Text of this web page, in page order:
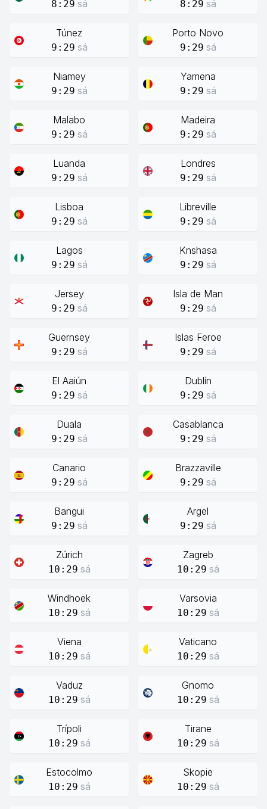
8:29 sá 8:29 sá
Túnez
9:29 sá
Porto Novo
9:29 sá
Niamey
9:29 sá
Yamena
9:29 sá
Malabo
9:29 sá
Madeira
9:29 sá
Luanda
9:29 sá
Londres
9:29 sá
Lisboa
9:29 sá
Libreville
9:29 sá
Lagos
9:29 sá
Knshasa
9:29 sá
Jersey
9:29 sá
Isla de Man
9:29 sá
Guernsey
9:29 sá
Islas Feroe
9:29 sá
El Aaiún
9:29 sá
Dublín
9:29 sá
Duala
9:29 sá
Casablanca
9:29 sá
Canario
9:29 sá
Brazzaville
9:29 sá
Bangui
9:29 sá
Argel
9:29 sá
Zúrich
10:29 sá
Zagreb
10:29 sá
Windhoek
10:29 sá
Varsovia
10:29 sá
Viena
10:29 sá
Vaticano
10:29 sá
Vaduz
10:29 sá
Gnomo
10:29 sá
Trípoli
10:29 sá
Tirane
10:29 sá
Estocolmo
10:29 sá
Skopie
10:29 sá